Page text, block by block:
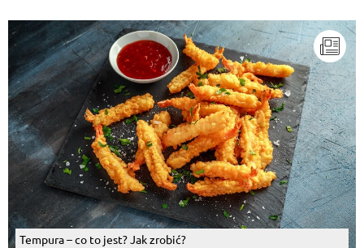
Tempura – co to jest? Jak zrobić?